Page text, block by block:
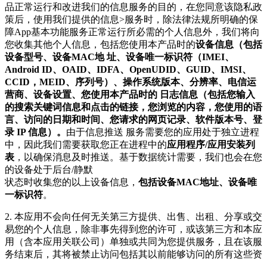
品正常运行和改进我们的信息服务的目的，在您同意该隐私政
策后，使用我们提供的信息>服务时，除法律法规所明确的保
障App基本功能服务正常运行所必需的个人信息外，我们将向
您收集其他个人信息，包括您使用本产品时的设备信息（包括
设备型号、设备MAC地 址、设备唯一标识符（IMEI、
Android ID、OAID、IDFA、OpenUDID、GUID、IMSI、
CCID，MEID、序列号）、操作系统版本、分辨率、电信运
营商、设备设置、您使用本产品时的 日志信息（包括您输入
的搜索关键词信息和点击的链接，您浏览的内容，您使用的语
言、访问的日期和时间、您请求的网页记录、软件版本号、登
录 IP 信息）。 由于信息推送 服务需要您的应用处于独立进程
中，因此我们需要获取您正在进程中的应用程序/应用安装列
表 ，以确保消息及时推送。基于数据统计需要，我们也会在您
的设备处于后台/静默
状态时收集您的以上设备信息， 包括设备MAC地址、设备唯
一标识符。
2. 本应用不会向任何无关第三方提供、出售、出租、分享或交
易您的个人信息，除非事先得到您的许可，或该第三方和本应
用（含本应用关联公司）单独或共同为您提供服务，且在该服
务结束后，其将被禁止访问包括其以前能够访问的所有这些资